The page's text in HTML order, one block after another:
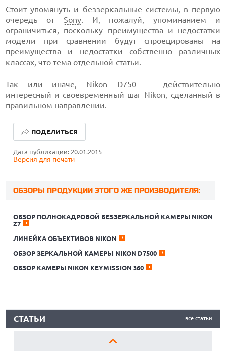
Стоит упомянуть и беззеркальные системы, в первую
очередь от Sony. И, пожалуй, упоминанием и
ограничиться, поскольку преимущества и недостатки
модели при сравнении будут спроецированы на
преимущества и недостатки собственно различных
классах, что тема отдельной статьи.
Так или иначе, Nikon D750 — действительно
интересный и своевременный шаг Nikon, сделанный в
правильном направлении.
Дата публикации: 20.01.2015
Версия для печати
ПОДЕЛИТЬСЯ
ОБЗОРЫ ПРОДУКЦИИ ЭТОГО ЖЕ ПРОИЗВОДИТЕЛЯ:
ОБЗОР ПОЛНОКАДРОВОЙ БЕЗЗЕРКАЛЬНОЙ КАМЕРЫ NIKON
Z7
ЛИНЕЙКА ОБЪЕКТИВОВ NIKON
ОБЗОР ЗЕРКАЛЬНОЙ КАМЕРЫ NIKON D7500
ОБЗОР КАМЕРЫ NIKON KEYMISSION 360
все статьи
СТАТЬИ
КАК БЕЗОПАСНО КУПИТЬ Б/У СМАРТФОН
ОБЗОР МОНИТОРА MSI PRO MAX 271PHW E14